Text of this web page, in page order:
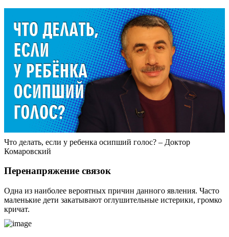
Что делать, если у ребенка осипший голос? – Доктор
Комаровский
Перенапряжение связок
Одна из наиболее вероятных причин данного явления. Часто
маленькие дети закатывают оглушительные истерики, громко
кричат.